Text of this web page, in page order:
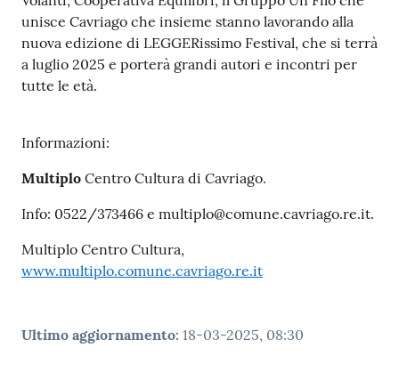
unisce Cavriago che insieme stanno lavorando alla
nuova edizione di LEGGERissimo Festival, che si terrà
a luglio 2025 e porterà grandi autori e incontri per
tutte le età.
Informazioni:
Multiplo Centro Cultura di Cavriago.
Info: 0522/373466 e multiplo@comune.cavriago.re.it.
Multiplo Centro Cultura,
www.multiplo.comune.cavriago.re.it
Ultimo aggiornamento: 18-03-2025, 08:30